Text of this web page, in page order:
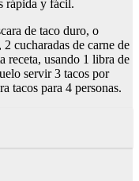
rápida y fácil.
de taco duro, o
cucharadas de carne de
receta, usando 1 libra de
servir 3 tacos por
tacos para 4 personas.